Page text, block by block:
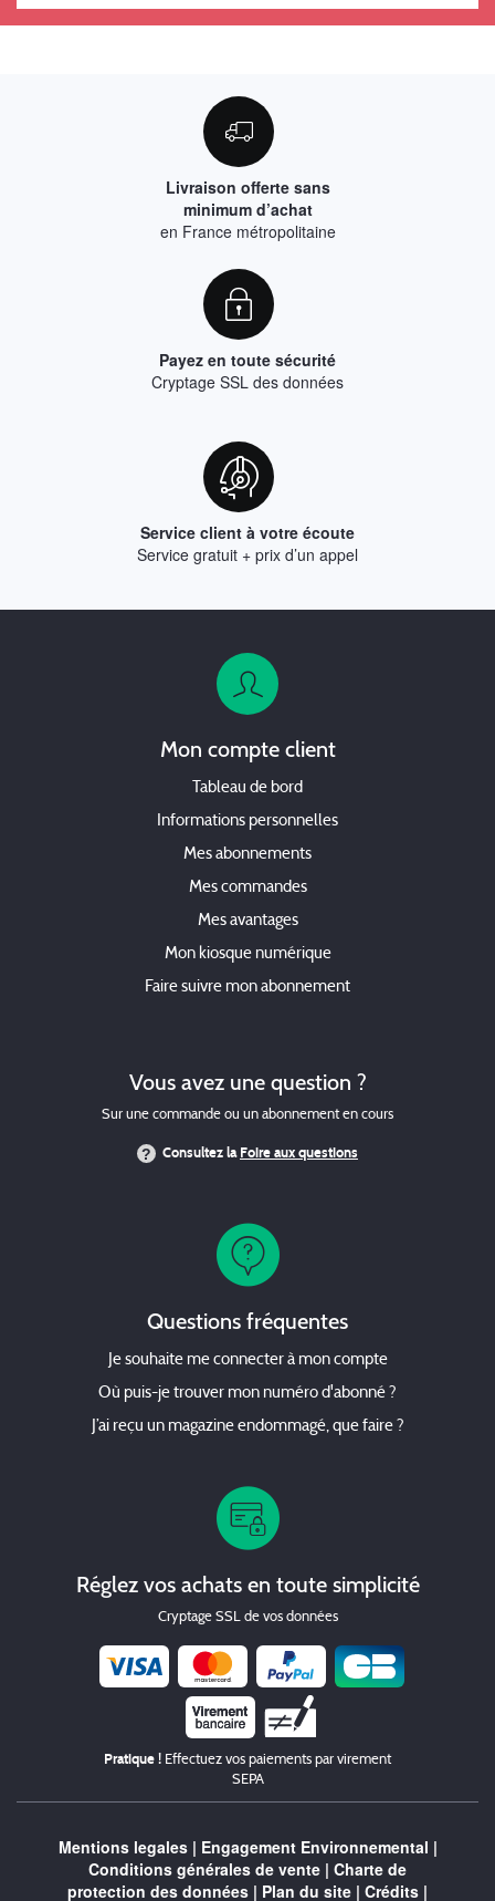
Livraison offerte sans
minimum d’achat
en France métropolitaine
Payez en toute sécurité
Cryptage SSL des données
Service client à votre écoute
Service gratuit + prix d’un appel
Mon compte client
Tableau de bord
Informations personnelles
Mes abonnements
Mes commandes
Mes avantages
Mon kiosque numérique
Faire suivre mon abonnement
Vous avez une question ?
Sur une commande ou un abonnement en cours
Consultez laFoire aux questions
Questions fréquentes
Je souhaite me connecter à mon compte
Où puis-je trouver mon numéro d'abonné ?
J’ai reçu un magazine endommagé, que faire ?
Réglez vos achats en toute simplicité
Cryptage SSL de vos données
Chèque
Pratique ! Effectuez vos paiements par virement
SEPA
Mentions legales| Engagement Environnemental |
Conditions générales de vente | Charte de
protection des données | Plan du site | Crédits |